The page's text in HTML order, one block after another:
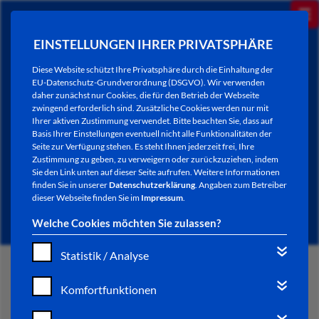
EINSTELLUNGEN IHRER PRIVATSPHÄRE
Diese Website schützt Ihre Privatsphäre durch die Einhaltung der
EU-Datenschutz-Grundverordnung (DSGVO). Wir verwenden
daher zunächst nur Cookies, die für den Betrieb der Webseite
zwingend erforderlich sind. Zusätzliche Cookies werden nur mit
Ihrer aktiven Zustimmung verwendet. Bitte beachten Sie, dass auf
Basis Ihrer Einstellungen eventuell nicht alle Funktionalitäten der
Seite zur Verfügung stehen. Es steht Ihnen jederzeit frei, Ihre
Zustimmung zu geben, zu verweigern oder zurückzuziehen, indem
Sie den Link unten auf dieser Seite aufrufen. Weitere Informationen
finden Sie in unsererDatenschutzerklärung. Angaben zum Betreiber
dieser Webseite finden Sie im Impressum.
Welche Cookies möchten Sie zulassen?
Statistik / Analyse
Komfortfunktionen
NEWSLETTER / CITY LETTER
START